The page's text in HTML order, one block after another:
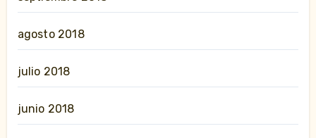
agosto 2018
julio 2018
junio 2018